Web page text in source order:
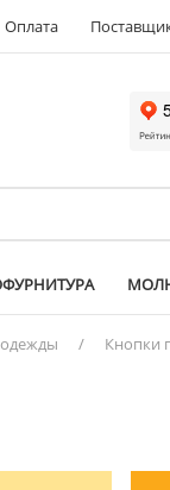
Оплата
/ Кнопки